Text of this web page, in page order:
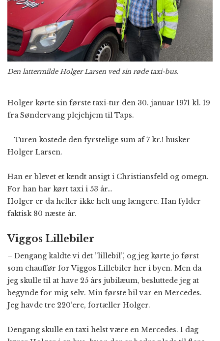
Den lattermilde Holger Larsen ved sin røde taxi-bus.
Holger kørte sin første taxi-tur den 30. januar 1971 kl. 19
fra Søndervang plejehjem til Taps.
– Turen kostede den fyrstelige sum af 7 kr.! husker
Holger Larsen.
Han er blevet et kendt ansigt i Christiansfeld og omegn.
For han har kørt taxi i 53 år…
Holger er da heller ikke helt ung længere. Han fylder
faktisk 80 næste år.
Viggos Lillebiler
– Dengang kaldte vi det ”lillebil”, og jeg kørte jo først
som chauffør for Viggos Lillebiler her i byen. Men da
jeg skulle til at have 25 års jubilæum, besluttede jeg at
begynde for mig selv. Min første bil var en Mercedes.
Jeg havde tre 220’ere, fortæller Holger.
Dengang skulle en taxi helst være en Mercedes. I dag